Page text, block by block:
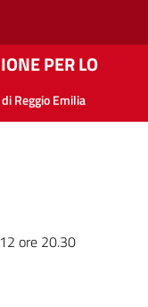
PER LO
Reggio Emilia
ore 20.30